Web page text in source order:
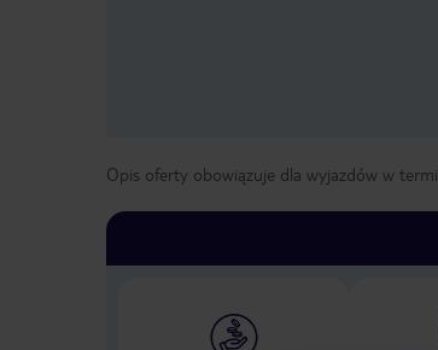
Opis oferty obowiązuje dla wyjazdów w